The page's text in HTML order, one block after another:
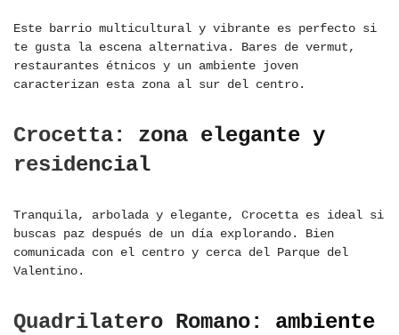
Este barrio multicultural y vibrante es perfecto si
te gusta la escena alternativa. Bares de vermut,
restaurantes étnicos y un ambiente joven
caracterizan esta zona al sur del centro.
Crocetta: zona elegante y
residencial
Tranquila, arbolada y elegante, Crocetta es ideal si
buscas paz después de un día explorando. Bien
comunicada con el centro y cerca del Parque del
Valentino.
Quadrilatero Romano: ambiente